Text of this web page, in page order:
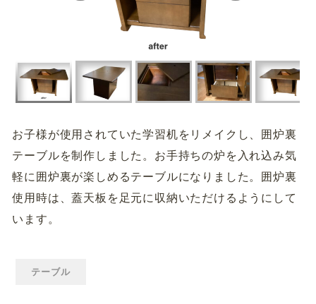
お子様が使用されていた学習机をリメイクし、囲炉裏
テーブルを制作しました。お手持ちの炉を入れ込み気
軽に囲炉裏が楽しめるテーブルになりました。囲炉裏
使用時は、蓋天板を足元に収納いただけるようにして
います。
テーブル